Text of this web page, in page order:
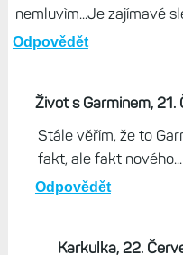
nemluvìm...Je zajímavé
Odpovědět
Život s Garminem,
Stále věřím, že to
fakt, ale fakt nového...
Odpovědět
Karkulka, 22.